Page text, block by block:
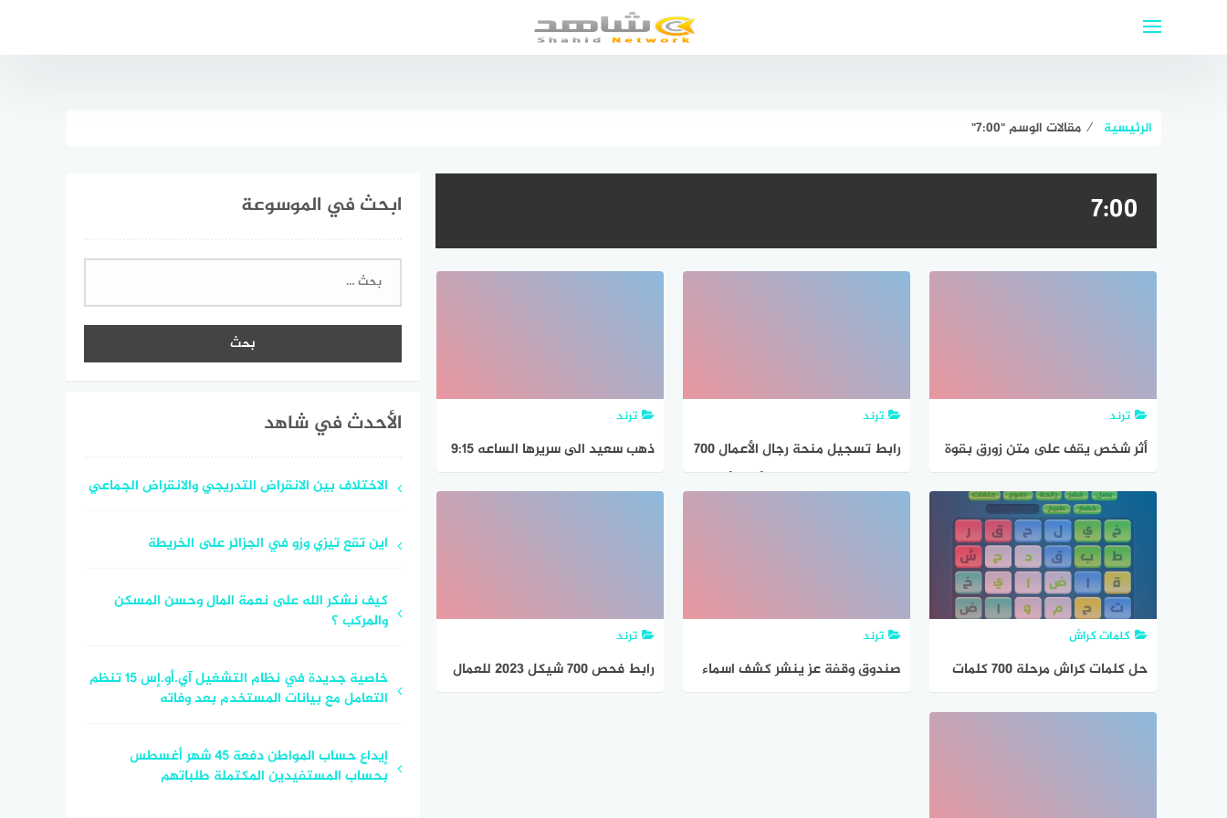
الرئيسية ⁄ مقالات الوسم "7:00"
7:00
ترند
أثر شخص يقف على متن زورق بقوة
جانبيا احسب تسارع الزورق إذا كانت
كتلته مع الشخص تساوي 100 كجم
ترند
رابط تسجيل منحة رجال الأعمال 700
ترند
ذهب سعيد الى سريرها الساعه 9:15
كلمات كراش
حل كلمات كراش مرحلة 700 كلمات
ترند
صندوق وقفة عز ينشر كشف اسماء
ترند
رابط فحص 700 شيكل 2023 للعمال
ابحث في الموسوعة
البحث
الأحدث في شاهد
الاختلاف بين الانقراض التدريجي والانقراض الجماعي
اين تقع تيزي وزو في الجزائر على الخريطة
كيف نشكر الله على نعمة المال وحسن المسكن
والمركب ؟
خاصية جديدة في نظام التشغيل آي.أو.إس 15 تنظم
التعامل مع بيانات المستخدم بعد وفاته
إيداع حساب المواطن دفعة 45 شهر أغسطس
بحساب المستفيدين المكتملة طلباتهم